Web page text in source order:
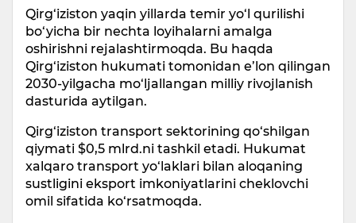
Qirg‘iziston yaqin yillarda temir yo‘l qurilishi
bo‘yicha bir nechta loyihalarni amalga
oshirishni rejalashtirmoqda. Bu haqda
Qirg‘iziston hukumati tomonidan e’lon qilingan
2030-yilgacha mo‘ljallangan milliy rivojlanish
dasturida aytilgan.
Qirg‘iziston transport sektorining qo‘shilgan
qiymati $0,5 mlrd.ni tashkil etadi. Hukumat
xalqaro transport yo‘laklari bilan aloqaning
sustligini eksport imkoniyatlarini cheklovchi
omil sifatida ko‘rsatmoqda.